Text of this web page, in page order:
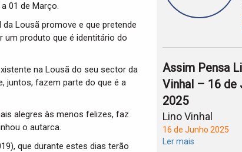
01 de Março.
Lousã promove e que pretende
um produto que é identitário do
na Lousã do seu sector da
juntos, fazem parte do que é a
alegres às menos felizes, faz
o autarca.
que durante estes dias terão
Assim Pensa
Vinhal – 16 de
2025
Lino Vinhal
16 de Junho 2025
Ler mais